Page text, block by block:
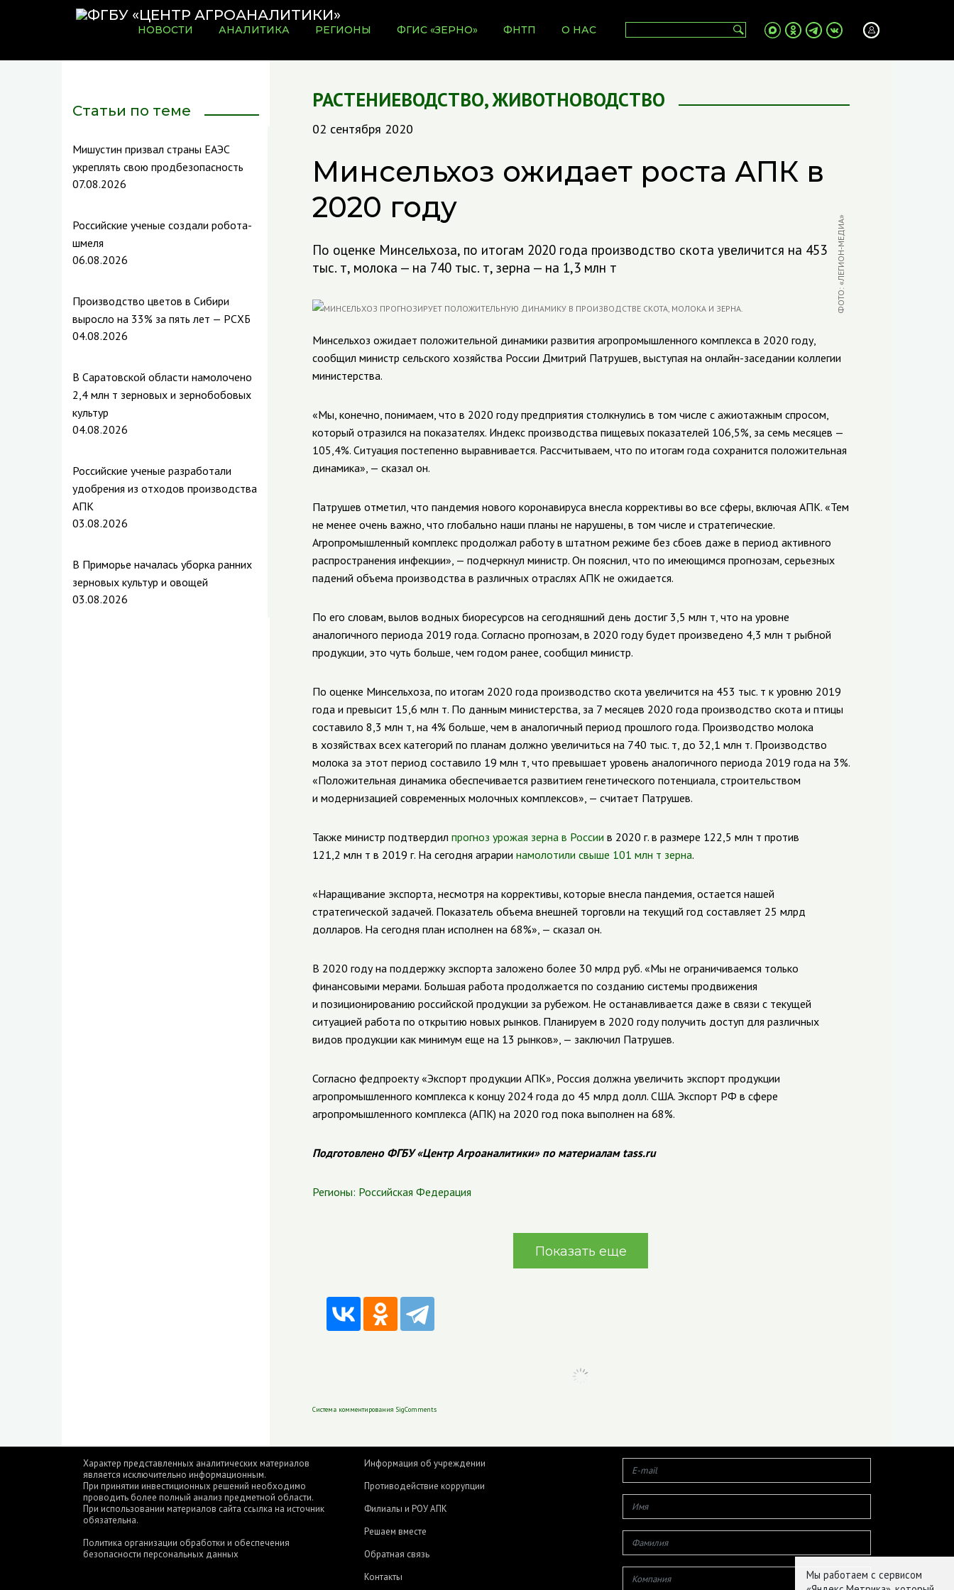
НОВОСТИ АНАЛИТИКА РЕГИОНЫ ФГИС «ЗЕРНО» ФНТП О НАС
Статьи по теме
Мишустин призвал страны ЕАЭС
укреплять свою продбезопасность
07.08.2026
Российские ученые создали робота-
шмеля
06.08.2026
Производство цветов в Сибири
выросло на 33% за пять лет — РСХБ
04.08.2026
В Саратовской области намолочено
2,4 млн т зерновых и зернобобовых
культур
04.08.2026
Российские ученые разработали
удобрения из отходов производства
АПК
03.08.2026
В Приморье началась уборка ранних
зерновых культур и овощей
03.08.2026
РАСТЕНИЕВОДСТВО,ЖИВОТНОВОДСТВО
02 сентября 2020
Минсельхоз ожидает роста АПК в
2020 году
По оценке Минсельхоза, по итогам 2020 года производство скота увеличится на 453
тыс. т, молока — на 740 тыс. т, зерна — на 1,3 млн т
ФОТО: «ЛЕГИОН-МЕДИА»
Минсельхоз ожидает положительной динамики развития агропромышленного комплекса в 2020 году,
сообщил министр сельского хозяйства России Дмитрий Патрушев, выступая на онлайн-заседании коллегии
министерства.
«Мы, конечно, понимаем, что в 2020 году предприятия столкнулись в том числе с ажиотажным спросом,
который отразился на показателях. Индекс производства пищевых показателей 106,5%, за семь месяцев —
105,4%. Ситуация постепенно выравнивается. Рассчитываем, что по итогам года сохранится положительная
динамика», — сказал он.
Патрушев отметил, что пандемия нового коронавируса внесла коррективы во все сферы, включая АПК. «Тем
не менее очень важно, что глобально наши планы не нарушены, в том числе и стратегические.
Агропромышленный комплекс продолжал работу в штатном режиме без сбоев даже в период активного
распространения инфекции», — подчеркнул министр. Он пояснил, что по имеющимся прогнозам, серьезных
падений объема производства в различных отраслях АПК не ожидается.
По его словам, вылов водных биоресурсов на сегодняшний день достиг 3,5 млн т, что на уровне
аналогичного периода 2019 года. Согласно прогнозам, в 2020 году будет произведено 4,3 млн т рыбной
продукции, это чуть больше, чем годом ранее, сообщил министр.
По оценке Минсельхоза, по итогам 2020 года производство скота увеличится на 453 тыс. т к уровню 2019
года и превысит 15,6 млн т. По данным министерства, за 7 месяцев 2020 года производство скота и птицы
составило 8,3 млн т, на 4% больше, чем в аналогичный период прошлого года. Производство молока
в хозяйствах всех категорий по планам должно увеличиться на 740 тыс. т, до 32,1 млн т. Производство
молока за этот период составило 19 млн т, что превышает уровень аналогичного периода 2019 года на 3%.
«Положительная динамика обеспечивается развитием генетического потенциала, строительством
и модернизацией современных молочных комплексов», — считает Патрушев.
Также министр подтвердил прогноз урожая зерна в России в 2020 г. в размере 122,5 млн т против
121,2 млн т в 2019 г.На сегодня аграрии намолотили свыше 101 млн т зерна.
«Наращивание экспорта, несмотря на коррективы, которые внесла пандемия, остается нашей
стратегической задачей. Показатель объема внешней торговли на текущий год составляет 25 млрд
долларов. На сегодня план исполнен на 68%», — сказал он.
В 2020 году на поддержку экспорта заложено более 30 млрд руб. «Мы не ограничиваемся только
финансовыми мерами. Большая работа продолжается по созданию системы продвижения
и позиционированию российской продукции за рубежом. Не останавливается даже в связи с текущей
ситуацией работа по открытию новых рынков. Планируем в 2020 году получить доступ для различных
видов продукции как минимум еще на 13 рынков», — заключил Патрушев.
Согласно федпроекту «Экспорт продукции АПК», Россия должна увеличить экспорт продукции
агропромышленного комплекса к концу 2024 года до 45 млрд долл. США. Экспорт РФ в сфере
агропромышленного комплекса (АПК) на 2020 год пока выполнен на 68%.
Подготовлено ФГБУ «Центр Агроаналитики» по материалам tass.ru
Регионы: Российская Федерация
Показать еще
Характер представленных аналитических материалов
является исключительно информационным.
При принятии инвестиционных решений необходимо
проводить более полный анализ предметной области.
При использовании материалов сайта ссылка на источник
обязательна.
Политика организации обработки и обеспечения
безопасности персональных данных
Информация об учреждении
Противодействие коррупции
Филиалы и РОУ АПК
Решаем вместе
Обратная связь
Контакты
Мы работаем с сервисом